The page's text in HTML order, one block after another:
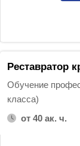
Реставратор
Обучение
класса)
от 40 ак. ч.